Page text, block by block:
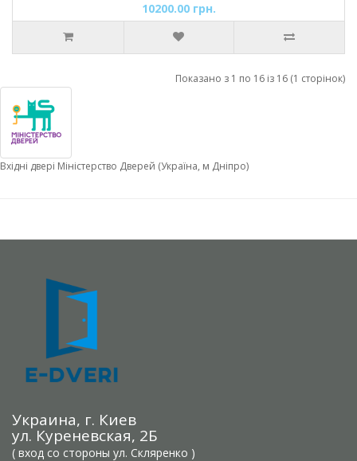
10200.00 грн.
Показано з 1 по 16 із 16 (1 сторінок)
Вхідні двері Міністерство Дверей (Україна, м Дніпро)
Украина, г. Киев
ул. Куреневская, 2Б
( вход со стороны ул. Скляренко )